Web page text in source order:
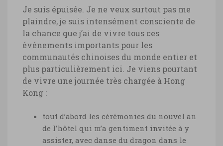
Je suis épuisée. Je ne veux surtout pas me
plaindre, je suis intensément consciente de
la chance que j’ai de vivre tous ces
événements importants pour les
communautés chinoises du monde entier et
plus particulièrement ici. Je viens pourtant
de vivre une journée très chargée à Hong
Kong :
tout d’abord les cérémonies du nouvel an
de l’hôtel qui m’a gentiment invitée à y
assister, avec danse du dragon dans le